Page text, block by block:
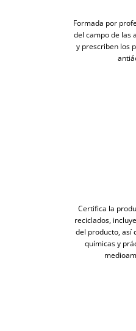
Formada por
del campo de las
y prescriben los
Certifica la
reciclados,
del producto, así
químicas y